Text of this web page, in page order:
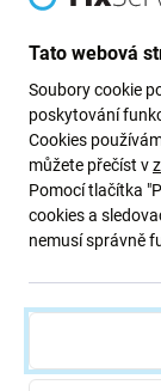
Deska
pro
Pokud se vaše
přestalonabíjet
vaše zařízení
Kvalita:
Aftermarket je
a materiálů
Tato webová
Soubory cookie
poskytování
Cookies
můžete přečíst v
Pomocí tlačítka
cookies a
nemusí správně